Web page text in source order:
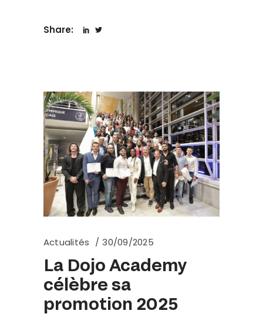
Share:
Actualités 30/09/2025
La Dojo Academy
célèbre sa
promotion 2025